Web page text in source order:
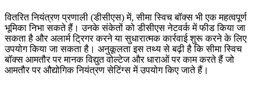
वितरित नियंत्रण प्रणाली (डीसीएस) में, सीमा स्विच बॉक्स भी एक महत्वपूर्ण
भूमिका निभा सकते हैं। उनके संकेतों को डीसीएस नेटवर्क में फीड किया जा
सकता है और अलार्म ट्रिगर करने या सुधारात्मक कार्रवाई शुरू करने के लिए
उपयोग किया जा सकता है। अनुकूलता इस तथ्य से बढ़ी है कि सीमा स्विच
बॉक्स आमतौर पर मानक विद्युत वोल्टेज और धाराओं पर काम करते हैं जो
आमतौर पर औद्योगिक नियंत्रण सेटिंग्स में उपयोग किए जाते हैं।